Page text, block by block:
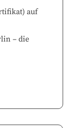
) auf
– die